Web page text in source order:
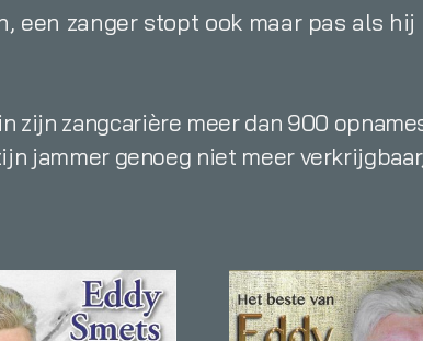
een zanger stopt ook maar pas als
zijn zangcarière meer dan 900
jammer genoeg niet meer